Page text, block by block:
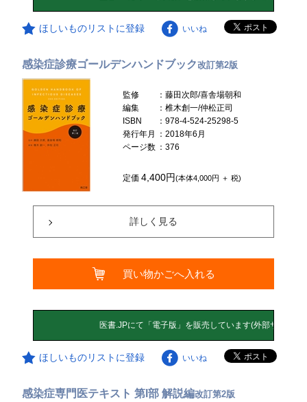
ほしいものリストに登録 いいね
感染症診療ゴールデンハンドブック改訂第2版
監修
：藤田次郎/喜舎場朝和
編集
：椎木創一/仲松正司
ISBN
：978-4-524-25298-5
発行年月
：2018年6月
ページ数 ：376
定価4,400円(本体4,000円 ＋ 税)
詳しく見る
買い物かごへ入れる
ほしいものリストに登録 いいね
感染症専門医テキスト 第I部 解説編改訂第2版